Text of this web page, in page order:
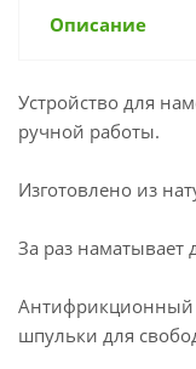
Описание
Устройство для
ручной работы.
Изготовлено из
За раз наматывает
Антифрикционный
шпульки для